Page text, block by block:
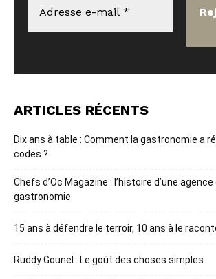
ARTICLES RÉCENTS
Dix ans à table : Comment la gastronomie a
codes ?
Chefs d’Oc Magazine : l’histoire d’une
gastronomie
15 ans à défendre le terroir, 10 ans à le
Ruddy Gounel : Le goût des choses simples